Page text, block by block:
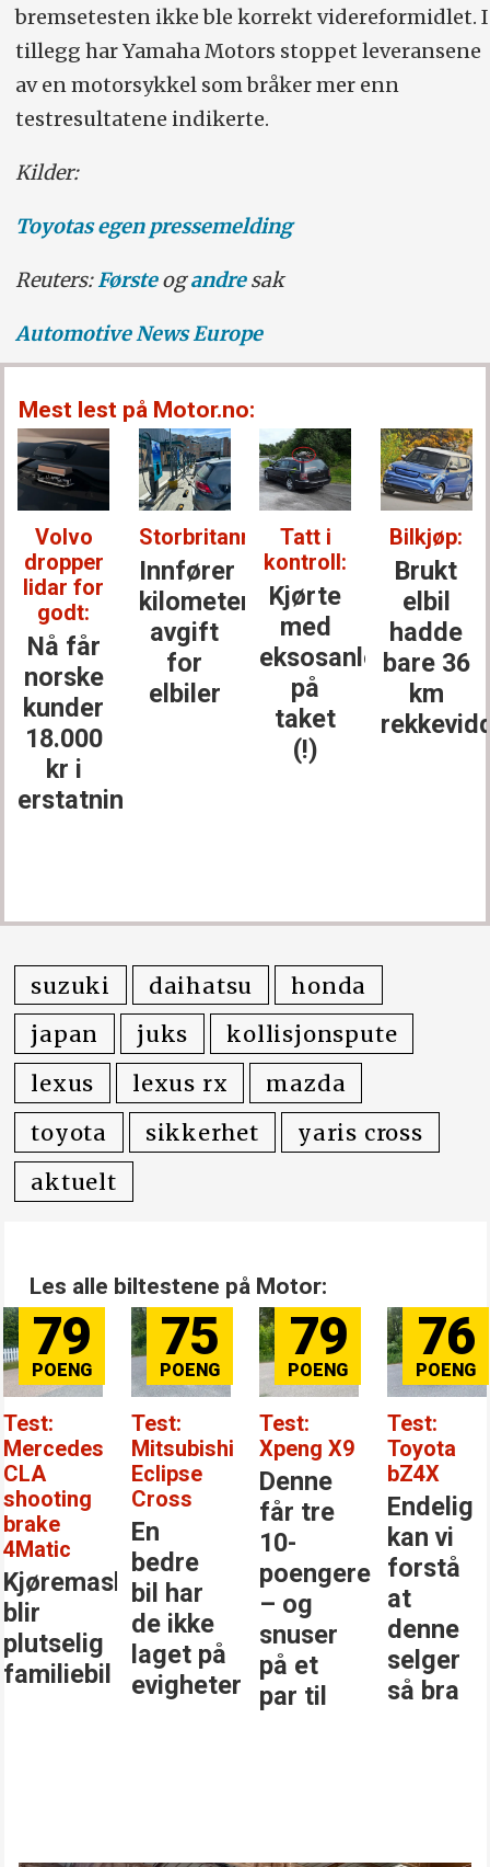
bremsetesten ikke ble korrekt videreformidlet. I
tillegg har Yamaha Motors stoppet leveransene
av en motorsykkel som bråker mer enn
testresultatene indikerte.
Kilder:
Toyotas egen pressemelding
Reuters:Førsteogandresak
Automotive News Europe
Mest lest på Motor.no:
Volvo
dropper
lidar for
godt:
Nå får
norske
kunder
18.000
kr i
erstatning
Storbritannia:
Innfører
kilometer­
avgift
for
elbiler
Tatt i
kontroll:
Kjørte
med
eksosanlegget
på
taket
(!)
Bilkjøp:
Brukt
elbil
hadde
bare 36
km
suzuki daihatsu
honda
japan
juks
kollisjonspute
lexus
lexus rx
mazda
toyota
sikkerhet
yaris cross
aktuelt
Les alle biltestene på Motor:
79
Test:
Mercedes
CLA
shooting
brake
4Matic
Kjøremaskinen
blir
plutselig
familiebil
75
Test:
Mitsubishi
Eclipse
Cross
En
bedre
bil har
de ikke
laget på
evigheter
79
Test:
Xpeng X9
Denne
får tre
10-
poengere
– og
snuser
på et
par til
76
Test:
Toyota
bZ4X
Endelig
kan vi
forstå
at
denne
selger
så bra